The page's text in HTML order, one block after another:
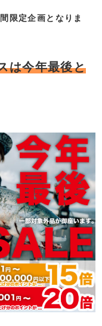
限定企画となりま
は今年最後と